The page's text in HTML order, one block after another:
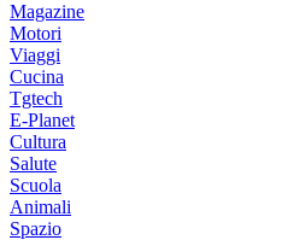
Magazine
Motori
Viaggi
Cucina
Tgtech
E-Planet
Cultura
Salute
Scuola
Animali
Spazio